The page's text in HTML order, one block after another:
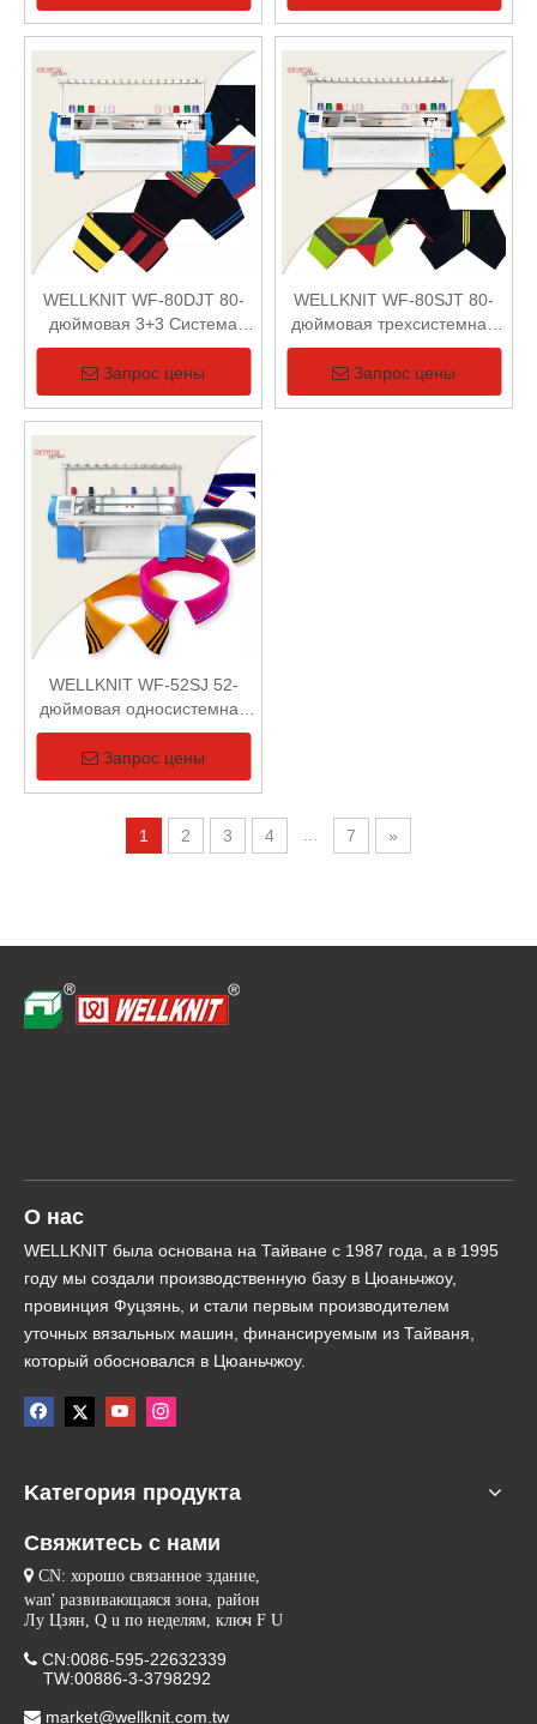
вязальная машина для
воротника
WELLKNIT WF-80DJT 80-
дюймовая 3+3 Система
Двойной Каретки
Полностью Жаккардовый
Воротник Вязальная
Машина
Запрос цены
WELLKNIT WF-80SJT 80-
дюймовая трехсистемная
вязальная машина с одной
кареткой и полностью
жаккардовым воротником
Запрос цены
WELLKNIT WF-52SJ 52-
дюймовая односистемная
компьютеризированная
вязальная машина с одной
головкой
Запрос цены
1 2 3 4 ... 7 »
О нас
WELLKNIT была основана на Тайване с 1987 года, а в 1995
году мы создали производственную базу в Цюаньчжоу,
провинция Фуцзянь, и стали первым производителем
уточных вязальных машин, финансируемым из Тайваня,
который обосновался в Цюаньчжоу.
Kатегория продукта
Свяжитесь с нами
 CN: хорошо связанное здание,
wan' развивающаяся зона, район
Лу Цзян, Q u по неделям, ключ F U
 CN:0086-595-22632339
TW:00886-3-3798292
 market@wellknit.com.tw